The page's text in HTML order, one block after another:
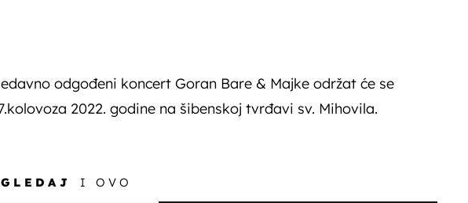
odgođeni koncert Goran Bare & Majke održat će se
2022. godine na šibenskoj tvrđavi sv. Mihovila.
I OVO